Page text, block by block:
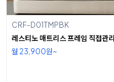
CRF-D01TMPBK
레스티노 매트리스 프레임 직접관리
월 23,900원~